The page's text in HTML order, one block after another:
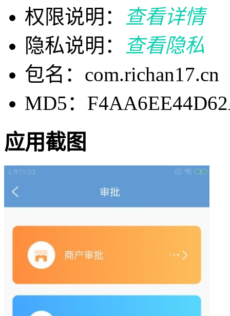
权限说明：
查看详情
隐私说明：
查看隐私
包名：com.richan17.cn
MD5：
应用截图